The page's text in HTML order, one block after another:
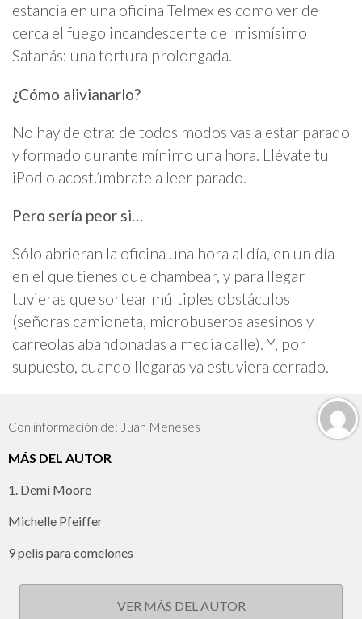
estancia en una oficina Telmex es como ver de
cerca el fuego incandescente del mismísimo
Satanás: una tortura prolongada.
¿Cómo alivianarlo?
No hay de otra: de todos modos vas a estar parado
y formado durante mínimo una hora. Llévate tu
iPod o acostúmbrate a leer parado.
Pero sería peor si…
Sólo abrieran la oficina una hora al día, en un día
en el que tienes que chambear, y para llegar
tuvieras que sortear múltiples obstáculos
(señoras camioneta, microbuseros asesinos y
carreolas abandonadas a media calle). Y, por
supuesto, cuando llegaras ya estuviera cerrado.
Con información de: Juan Meneses
MÁS DEL AUTOR
1. Demi Moore
Michelle Pfeiffer
9 pelis para comelones
VER MÁS DEL AUTOR